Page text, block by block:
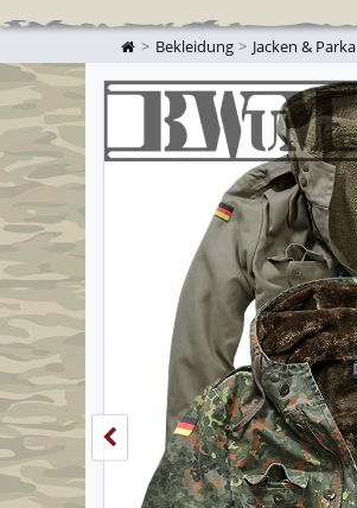
ZUR STARTSEITE
Bekleidung Jacken & Parka